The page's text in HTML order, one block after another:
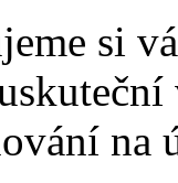
si
na